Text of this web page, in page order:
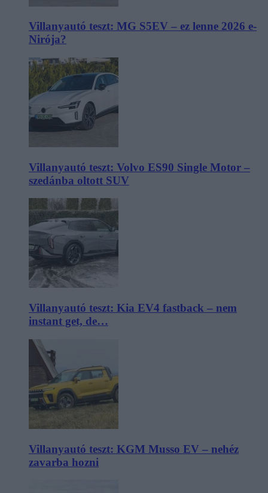
Villanyautó teszt: MG S5EV – ez lenne 2026 e-
Nirója?
Villanyautó teszt: Volvo ES90 Single Motor –
szedánba oltott SUV
Villanyautó teszt: Kia EV4 fastback – nem
instant get, de…
Villanyautó teszt: KGM Musso EV – nehéz
zavarba hozni